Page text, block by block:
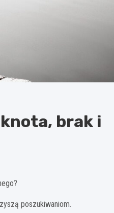
brak i
poszukiwaniom.